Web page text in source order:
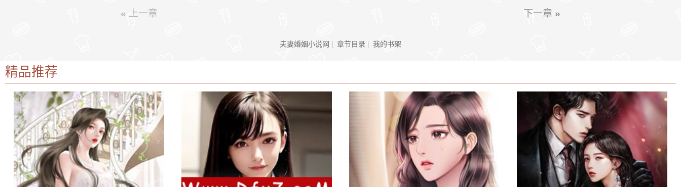
« 上一章 下一章 »
夫妻婚姻小说网 章节目录 我的书架
精品推荐